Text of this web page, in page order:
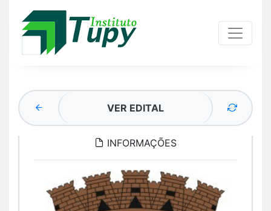
VER EDITAL
INFORMAÇÕES